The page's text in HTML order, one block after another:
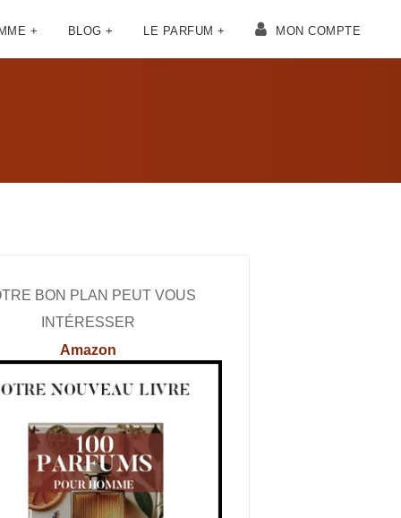
+ BLOG + LE PARFUM + MON COMPTE
BON PLAN PEUT VOUS
INTÉRESSER
Amazon